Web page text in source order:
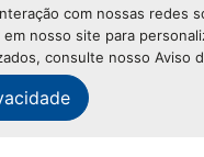
DEMANDAS
com nossas redes
nosso site para
consulte nosso Aviso